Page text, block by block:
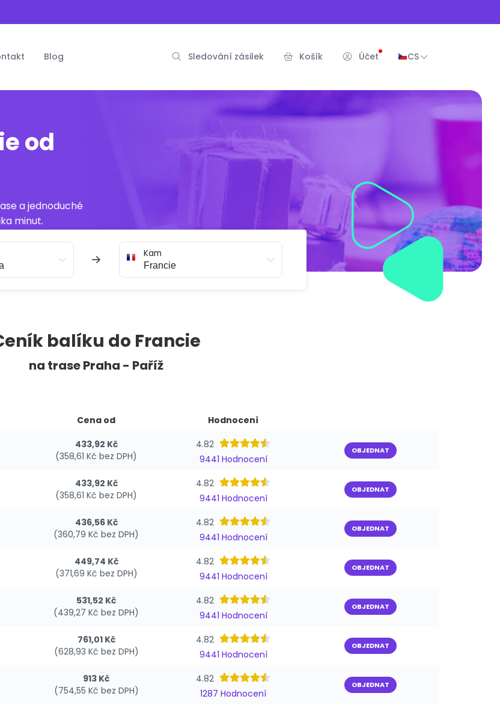
Blog Sledování zásilek Košík Účet CS
od
a jednoduché
minut.
Kam
balíku do Francie
na trase Praha - Paříž
Cena od Hodnocení
433,92 Kč
(358,61 Kč bez DPH)
4.82
9441 Hodnocení
OBJEDNAT
433,92 Kč
(358,61 Kč bez DPH)
4.82
9441 Hodnocení
OBJEDNAT
436,56 Kč
(360,79 Kč bez DPH)
4.82
9441 Hodnocení
OBJEDNAT
449,74 Kč
(371,69 Kč bez DPH)
4.82
9441 Hodnocení
OBJEDNAT
531,52 Kč
(439,27 Kč bez DPH)
4.82
9441 Hodnocení
OBJEDNAT
761,01 Kč
(628,93 Kč bez DPH)
4.82
9441 Hodnocení
OBJEDNAT
913 Kč
(754,55 Kč bez DPH)
4.82
1287 Hodnocení
OBJEDNAT